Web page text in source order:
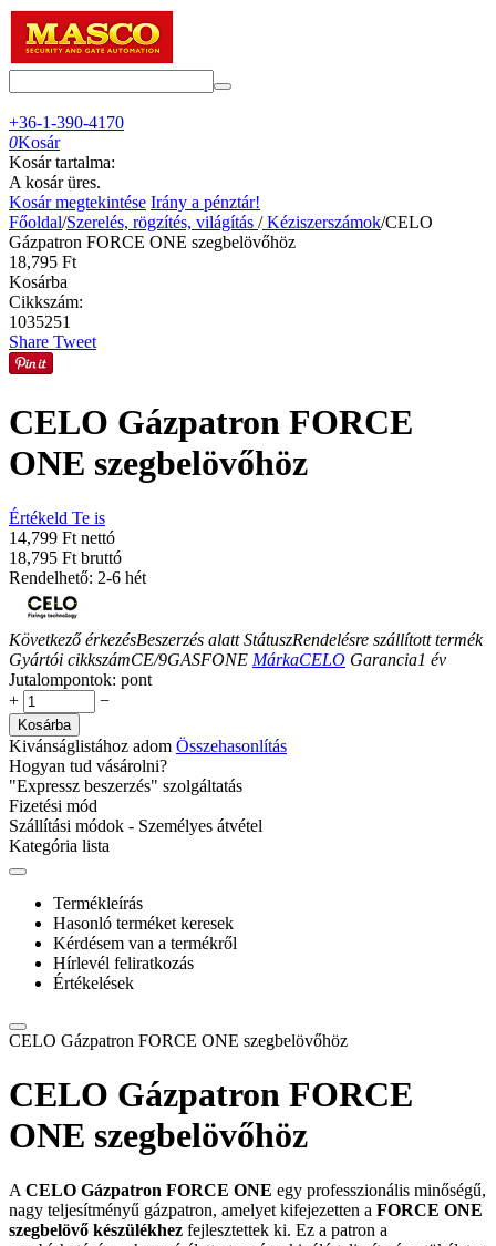
+36-1-390-4170
0Kosár
Kosár tartalma:
A kosár üres.
Kosár megtekintése Irány a pénztár!
Főoldal/Szerelés, rögzítés, világítás /Kéziszerszámok/CELO
Gázpatron FORCE ONE szegbelövőhöz
18,795 Ft
Kosárba
Cikkszám:
1035251
Share Tweet
CELO Gázpatron FORCE
ONE szegbelövőhöz
Értékeld Te is
14,799 Ft nettó
18,795 Ft bruttó
Rendelhető: 2-6 hét
Következő érkezésBeszerzés alatt StátuszRendelésre szállított termék
Gyártói cikkszámCE/9GASFONE MárkaCELO Garancia1 év
Jutalompontok: pont
+
−
Kosárba
Kivánságlistához adom Összehasonlítás
Hogyan tud vásárolni?
"Expressz beszerzés" szolgáltatás
Fizetési mód
Szállítási módok - Személyes átvétel
Kategória lista
Termékleírás
Hasonló terméket keresek
Kérdésem van a termékről
Hírlevél feliratkozás
Értékelések
CELO Gázpatron FORCE ONE szegbelövőhöz
CELO Gázpatron FORCE
ONE szegbelövőhöz
A CELO Gázpatron FORCE ONE egy professzionális minőségű,
nagy teljesítményű gázpatron, amelyet kifejezetten a FORCE ONE
szegbelövő készülékhez fejlesztettek ki. Ez a patron a